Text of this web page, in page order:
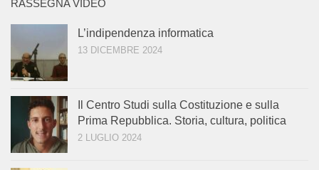
RASSEGNA VIDEO
L’indipendenza informatica
13 DICEMBRE 2024
Il Centro Studi sulla Costituzione e sulla
Prima Repubblica. Storia, cultura, politica
2 LUGLIO 2024